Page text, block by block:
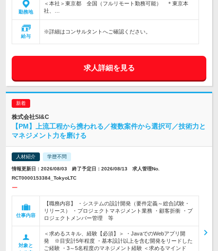
勤務地
＜本社＞東京都 全国（フルリモート勤務可能） ＊東京本
社、…
給与
※詳細はコンサルタントへご確認ください。
求人詳細を見る
株式会社SI&C
【PM】上流工程から携われる／複数案件から選択可／技術力と
マネジメント力を磨ける
人材紹介 学歴不問
情報更新日：2026/08/03 終了予定日：2026/08/13 求人管理No.
RCT0000153384_TokyoLTC
ー
仕事内容
【職務内容】 ・システムの設計開発（要件定義～総合試験・
リリース） ・プロジェクトマネジメント業務 ・顧客折衝 ・プ
ロジェクトメンバー管理 等
対象と
＜求めるスキル、経験【必須】＞ ・JavaでのWebアプリ開
発 ※目安計5年程度 ・基本設計以上を含む開発をリードした
ご経験 ・3～5名程度のマネジメント経験 ＜求めるマインド